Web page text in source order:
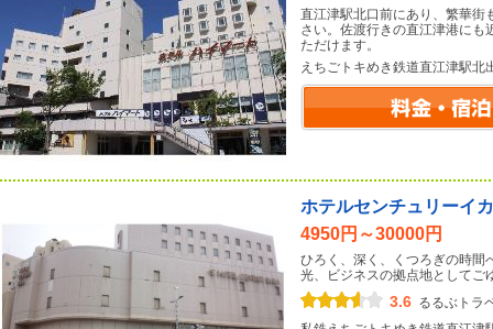
直江津駅北口前にあり、繁華街
さい。佐渡行きの直江津港にも
ただけます。
えちごトキめき鉄道直江津駅
ホテルセンチュリーイ
4950円～30000円
ひろく、深く、くつろぎの時
光、ビジネスの拠点地としてご
3.6 るるぶトラ